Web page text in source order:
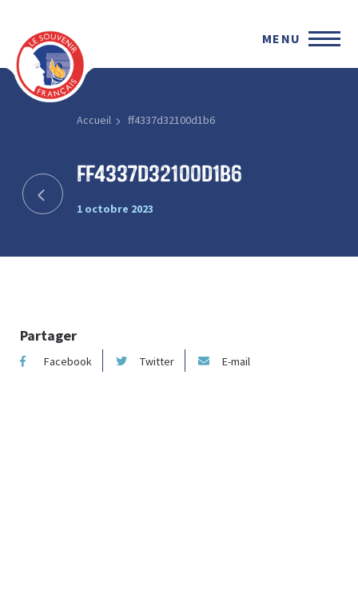
MENU
Accueil ff4337d32100d1b6
ff4337d32100d1b6
1 octobre 2023
Partager
Facebook Twitter E-mail